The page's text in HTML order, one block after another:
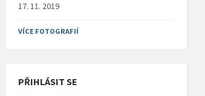
17. 11. 2019
VÍCE FOTOGRAFIÍ
PŘIHLÁSIT SE